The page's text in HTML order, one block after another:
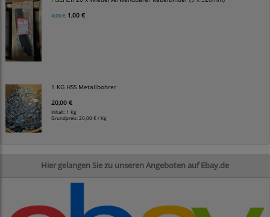
4,00 € 1,00 €
1 KG HSS Metallbohrer
20,00 €
Inhalt: 1 Kg
Grundpreis:20,00 € / Kg
Hier gelangen Sie zu unseren Angeboten auf Ebay.de